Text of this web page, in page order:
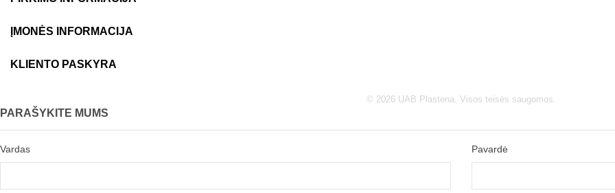
ĮMONĖS INFORMACIJA
KLIENTO PASKYRA
© 2026 UAB Plastena. Visos teisės saugomos.
PARAŠYKITE MUMS
Vardas Pavardė